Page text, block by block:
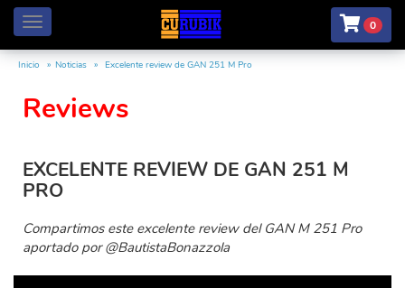
Menú 0
Inicio Noticias Excelente review de GAN 251 M Pro
Reviews
EXCELENTE REVIEW DE GAN 251 M
PRO
Compartimos este excelente review del GAN M 251 Pro
aportado por @BautistaBonazzola